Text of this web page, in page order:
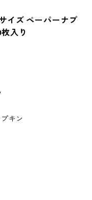
ズ ペーパーナプ
入り
キン